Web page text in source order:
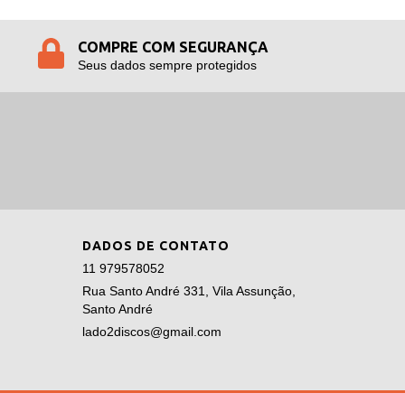
COMPRE COM SEGURANÇA
Seus dados sempre protegidos
DADOS DE CONTATO
11 979578052
Rua Santo André 331, Vila Assunção,
Santo André
lado2discos@gmail.com